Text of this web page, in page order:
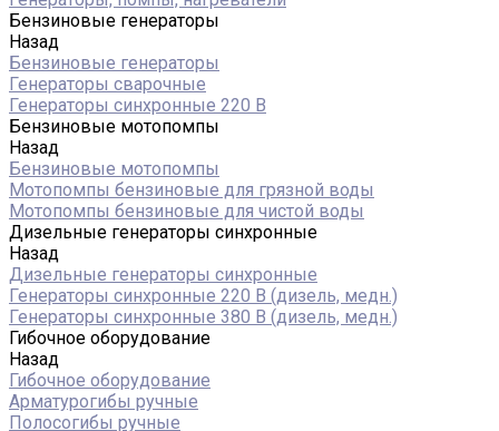
Бензиновые генераторы
Назад
Бензиновые генераторы
Генераторы сварочные
Генераторы синхронные 220 В
Бензиновые мотопомпы
Назад
Бензиновые мотопомпы
Мотопомпы бензиновые для грязной воды
Мотопомпы бензиновые для чистой воды
Дизельные генераторы синхронные
Назад
Дизельные генераторы синхронные
Генераторы синхронные 220 В (дизель, медн.)
Генераторы синхронные 380 В (дизель, медн.)
Гибочное оборудование
Назад
Гибочное оборудование
Арматурогибы ручные
Полосогибы ручные